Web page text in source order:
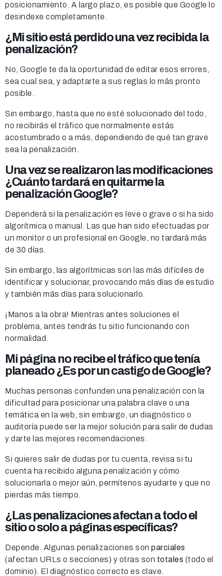
posicionamiento. A largo plazo, es posible que Google lo
desindexe completamente.
¿Mi sitio está perdido una vez recibida la
penalización?
No, Google te da la oportunidad de editar esos errores,
sea cual sea, y adaptarte a sus reglas lo más pronto
posible.
Sin embargo, hasta que no esté solucionado del todo,
no recibirás el tráfico que normalmente estás
acostumbrado o a más, dependiendo de qué tan grave
sea la penalización.
Una vez se realizaron las modificaciones
¿Cuánto tardará en quitarme la
penalización Google?
Dependerá si la penalización es leve o grave o si ha sido
algorítmica o manual. Las que han sido efectuadas por
un monitor o un profesional en Google, no tardará más
de 30 días.
Sin embargo, las algorítmicas son las más difíciles de
identificar y solucionar, provocando más días de estudio
y también más días para solucionarlo.
¡Manos a la obra! Mientras antes soluciones el
problema, antes tendrás tu sitio funcionando con
normalidad.
Mi página no recibe el tráfico que tenía
planeado ¿Es por un castigo de Google?
Muchas personas confunden una penalización con la
dificultad para posicionar una palabra clave o una
temática en la web, sin embargo, un diagnóstico o
auditoría puede ser la mejor solución para salir de dudas
y darte las mejores recomendaciones.
Si quieres salir de dudas por tu cuenta, revisa si tu
cuenta ha recibido alguna penalización y cómo
solucionarla o mejor aún, permítenos ayudarte y que no
pierdas más tiempo.
¿Las penalizaciones afectan a todo el
sitio o solo a páginas específicas?
Depende. Algunas penalizaciones son parciales
(afectan URLs o secciones) y otras son totales (todo el
dominio). El diagnóstico correcto es clave.